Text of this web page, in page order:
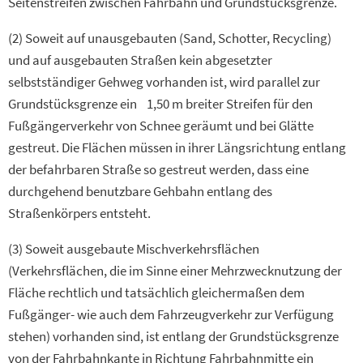
(2) Soweit auf unausgebauten (Sand, Schotter, Recycling)
und auf ausgebauten Straßen kein abgesetzter
selbstständiger Gehweg vorhanden ist, wird parallel zur
Grundstücksgrenze ein 1,50 m breiter Streifen für den
Fußgängerverkehr von Schnee geräumt und bei Glätte
gestreut. Die Flächen müssen in ihrer Längsrichtung entlang
der befahrbaren Straße so gestreut werden, dass eine
durchgehend benutzbare Gehbahn entlang des
Straßenkörpers entsteht.
(3) Soweit ausgebaute Mischverkehrsflächen
(Verkehrsflächen, die im Sinne einer Mehrzwecknutzung der
Fläche rechtlich und tatsächlich gleichermaßen dem
Fußgänger- wie auch dem Fahrzeugverkehr zur Verfügung
stehen) vorhanden sind, ist entlang der Grundstücksgrenze
von der Fahrbahnkante in Richtung Fahrbahnmitte ein